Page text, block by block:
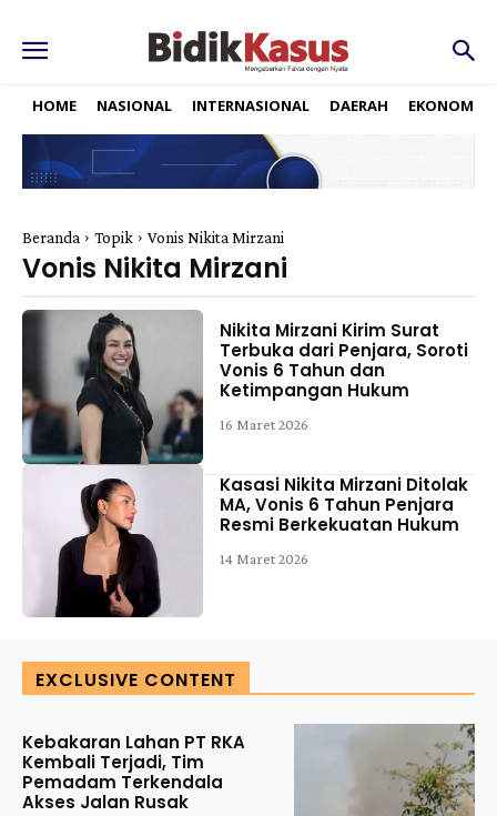
HOME NASIONAL INTERNASIONAL DAERAH EKONOMI
Beranda Topik Vonis Nikita Mirzani
Vonis Nikita Mirzani
Nikita Mirzani Kirim Surat
Terbuka dari Penjara, Soroti
Vonis 6 Tahun dan
Ketimpangan Hukum
16 Maret 2026
Kasasi Nikita Mirzani Ditolak
MA, Vonis 6 Tahun Penjara
Resmi Berkekuatan Hukum
14 Maret 2026
EXCLUSIVE CONTENT
Kebakaran Lahan PT RKA
Kembali Terjadi, Tim
Pemadam Terkendala
Akses Jalan Rusak